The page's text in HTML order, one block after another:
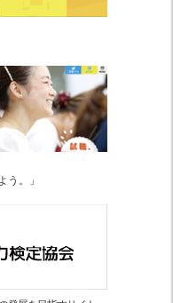
う。」